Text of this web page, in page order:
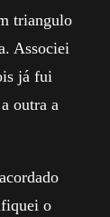
triangulo
Associei
já fui
outra a
o